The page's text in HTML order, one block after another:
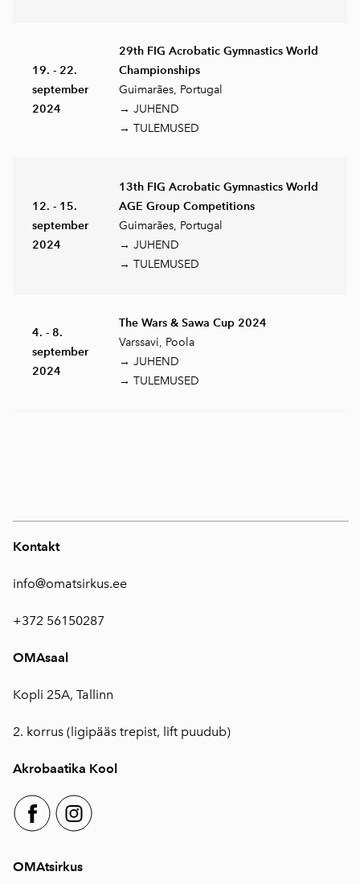
19. - 22.
september
2024
29th FIG Acrobatic Gymnastics World
Championships
Guimarães, Portugal
→ JUHEND
→ TULEMUSED
12. - 15.
september
2024
13th FIG Acrobatic Gymnastics World
AGE Group Competitions
Guimarães, Portugal
→ JUHEND
→ TULEMUSED
4. - 8.
september
2024
The Wars & Sawa Cup 2024
Varssavi, Poola
→ JUHEND
→ TULEMUSED
Kontakt
info@omatsirkus.ee
+372 56150287
OMAsaal
Kopli 25A, Tallinn
2. korrus (ligipääs trepist, lift puudub)
Akrobaatika Kool
OMAtsirkus